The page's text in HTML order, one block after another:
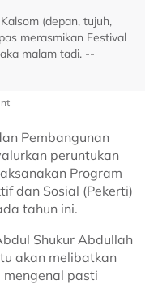
(depan, tujuh,
merasmikan Festival
malam tadi. --
Pembangunan
peruntukan
Program
dan Sosial (Pekerti)
tahun ini.
Shukur Abdullah
akan melibatkan
pasti